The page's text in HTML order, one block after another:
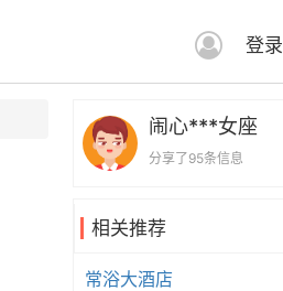
登录
闹心***女座
分享了95条信息
相关推荐
常浴大酒店